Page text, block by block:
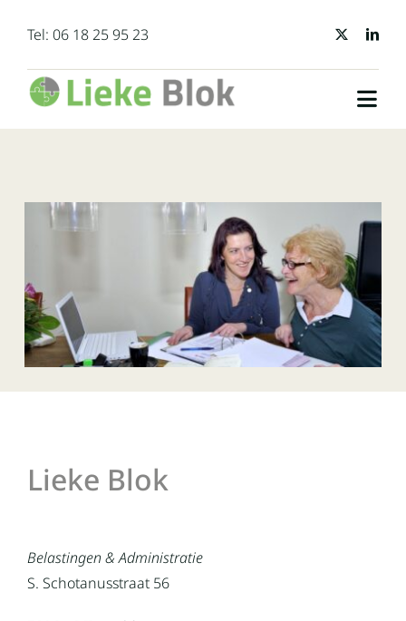
naarTel: 06 18 25 95 23
Wie ben ik
FAQ
Contact
Lieke Blok
Belastingen & Administratie
S. Schotanusstraat 56